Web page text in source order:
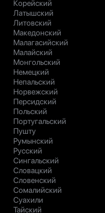
Корейский
Латышский
Литовский
Македонский
Малагасийский
Малайский
Монгольский
Немецкий
Непальский
Норвежский
Персидский
Польский
Португальский
Пушту
Румынский
Русский
Сингальский
Словацкий
Словенский
Сомалийский
Суахили
Тайский